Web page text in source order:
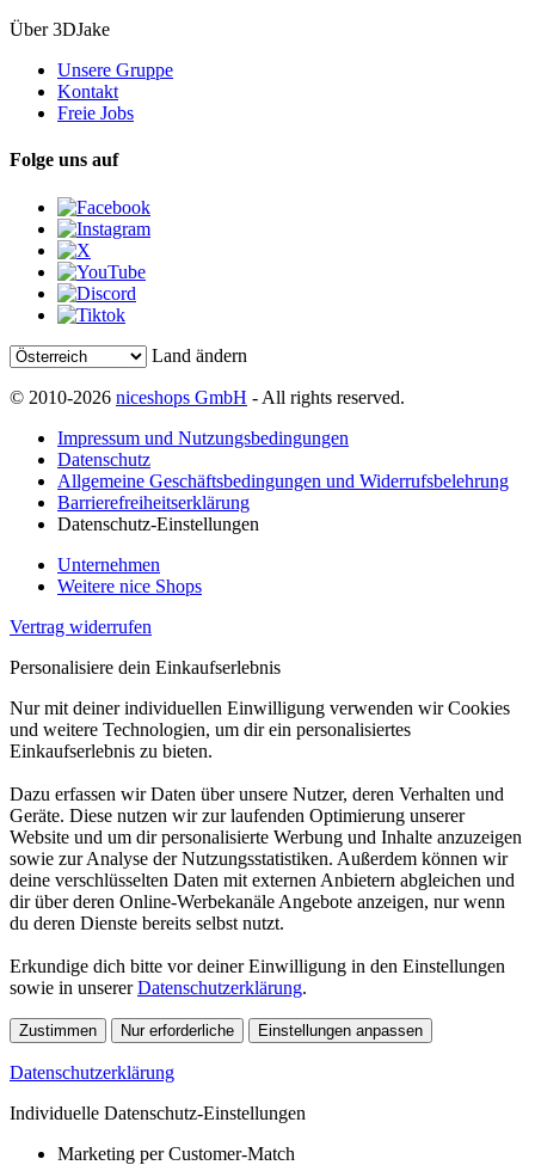
Über 3DJake
Unsere Gruppe
Kontakt
Freie Jobs
Folge uns auf
Land ändern
© 2010-2026 niceshops GmbH - All rights reserved.
Impressum und Nutzungsbedingungen
Datenschutz
Allgemeine Geschäftsbedingungen und Widerrufsbelehrung
Barrierefreiheitserklärung
Datenschutz-Einstellungen
Unternehmen
Weitere nice Shops
Vertrag widerrufen
Personalisiere dein Einkaufserlebnis
Nur mit deiner individuellen Einwilligung verwenden wir Cookies
und weitere Technologien, um dir ein personalisiertes
Einkaufserlebnis zu bieten.
Dazu erfassen wir Daten über unsere Nutzer, deren Verhalten und
Geräte. Diese nutzen wir zur laufenden Optimierung unserer
Website und um dir personalisierte Werbung und Inhalte anzuzeigen
sowie zur Analyse der Nutzungsstatistiken. Außerdem können wir
deine verschlüsselten Daten mit externen Anbietern abgleichen und
dir über deren Online-Werbekanäle Angebote anzeigen, nur wenn
du deren Dienste bereits selbst nutzt.
Erkundige dich bitte vor deiner Einwilligung in den Einstellungen
sowie in unsererDatenschutzerklärung.
Zustimmen Nur erforderliche Einstellungen anpassen
Datenschutzerklärung
Individuelle Datenschutz-Einstellungen
Marketing per Customer-Match